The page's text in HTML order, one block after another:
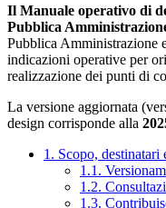
Il Manuale operativo di
Pubblica
Pubblica Amministrazione
indicazioni operative per
realizzazione dei punti di
La versione aggiornata
design corrisponde alla
1. Scopo, destinatari
1.1.
1.2.
1.3.